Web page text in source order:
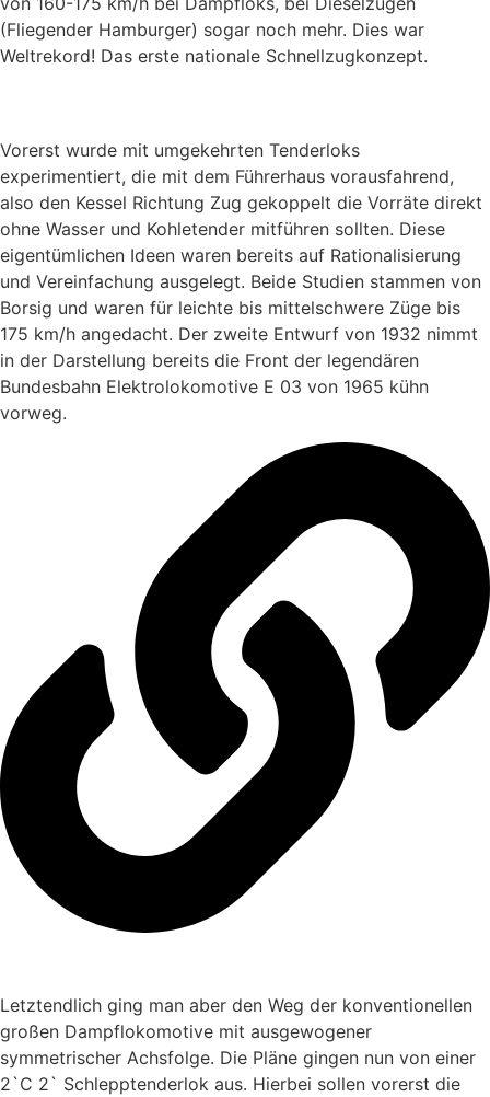
(Fliegender Hamburger) sogar noch mehr. Dies war
Weltrekord! Das erste nationale Schnellzugkonzept.
Vorerst wurde mit umgekehrten Tenderloks
experimentiert, die mit dem Führerhaus vorausfahrend,
also den Kessel Richtung Zug gekoppelt die Vorräte direkt
ohne Wasser und Kohletender mitführen sollten. Diese
eigentümlichen Ideen waren bereits auf Rationalisierung
und Vereinfachung ausgelegt. Beide Studien stammen von
Borsig und waren für leichte bis mittelschwere Züge bis
175 km/h angedacht. Der zweite Entwurf von 1932 nimmt
in der Darstellung bereits die Front der legendären
Bundesbahn Elektrolokomotive E 03 von 1965 kühn
vorweg.
Letztendlich ging man aber den Weg der konventionellen
großen Dampflokomotive mit ausgewogener
symmetrischer Achsfolge. Die Pläne gingen nun von einer
2`C 2` Schlepptenderlok aus. Hierbei sollen vorerst die